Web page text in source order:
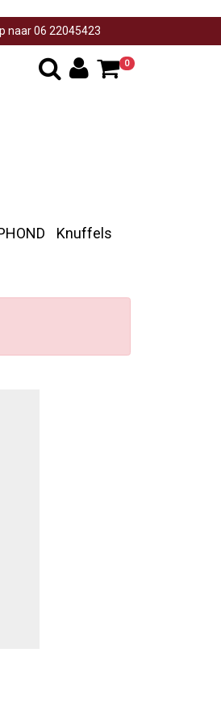
naar 06 22045423
0
Knuffels